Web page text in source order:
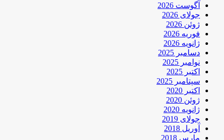
آگوست 2026
جولای 2026
ژوئن 2026
فوریه 2026
ژانویه 2026
دسامبر 2025
نوامبر 2025
اکتبر 2025
سپتامبر 2025
اکتبر 2020
ژوئن 2020
ژانویه 2020
جولای 2019
آوریل 2018
مارس 2018